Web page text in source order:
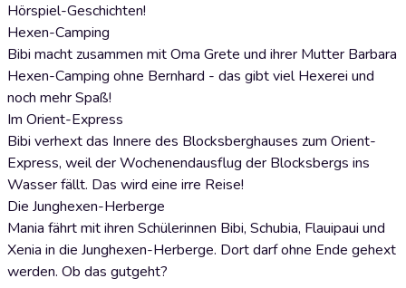
Hörspiel-Geschichten!
Hexen-Camping
Bibi macht zusammen mit Oma Grete und ihrer Mutter Barbara
Hexen-Camping ohne Bernhard - das gibt viel Hexerei und
noch mehr Spaß!
Im Orient-Express
Bibi verhext das Innere des Blocksberghauses zum Orient-
Express, weil der Wochenendausflug der Blocksbergs ins
Wasser fällt. Das wird eine irre Reise!
Die Junghexen-Herberge
Mania fährt mit ihren Schülerinnen Bibi, Schubia, Flauipaui und
Xenia in die Junghexen-Herberge. Dort darf ohne Ende gehext
werden. Ob das gutgeht?